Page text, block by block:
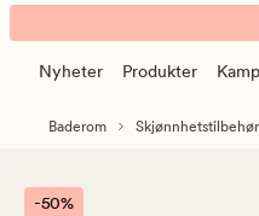
Lila
hårklype
offwhite
banner.
Klikk
pause.
Nyheter Produkter
Baderom Skjønnhetstilbehør
-50%